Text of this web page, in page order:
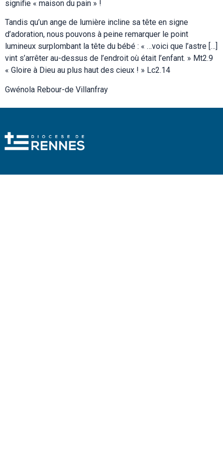
signifie « maison du pain » !
Tandis qu’un ange de lumière incline sa tête en signe
d’adoration, nous pouvons à peine remarquer le point
lumineux surplombant la tête du bébé : « …voici que l’astre […]
vint s’arrêter au-dessus de l’endroit où était l’enfant. » Mt2.9
« Gloire à Dieu au plus haut des cieux ! » Lc2.14
Gwénola Rebour-de Villanfray